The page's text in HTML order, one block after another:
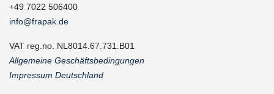
+49 7022 506400
info@frapak.de
VAT reg.no. NL8014.67.731.B01
Allgemeine Geschäftsbedingungen
Impressum Deutschland